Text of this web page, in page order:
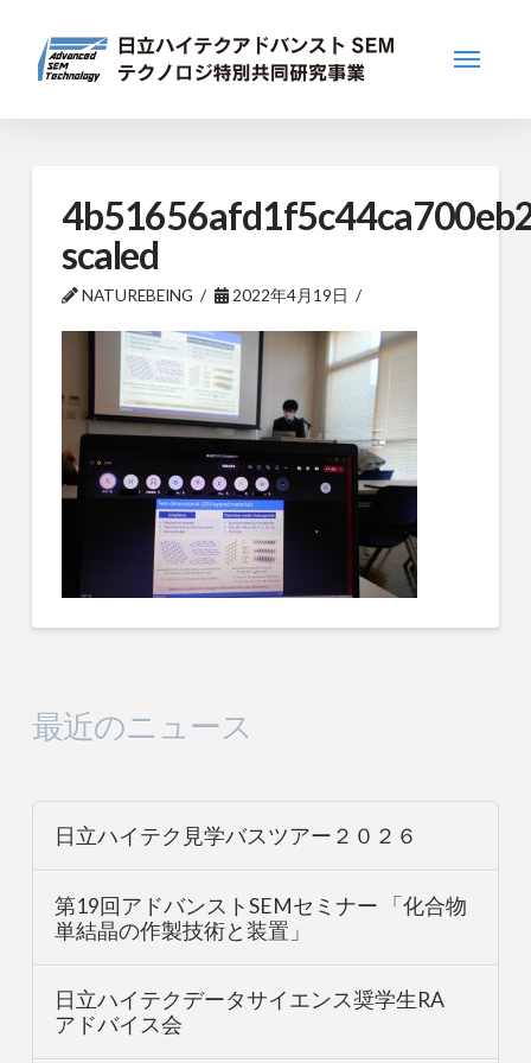
scaled
NATUREBEING 2022年4月19日
最近のニュース
日立ハイテク見学バスツアー２０２６
第19回アドバンストSEMセミナー 「化合物
単結晶の作製技術と装置」
日立ハイテクデータサイエンス奨学生RA
アドバイス会